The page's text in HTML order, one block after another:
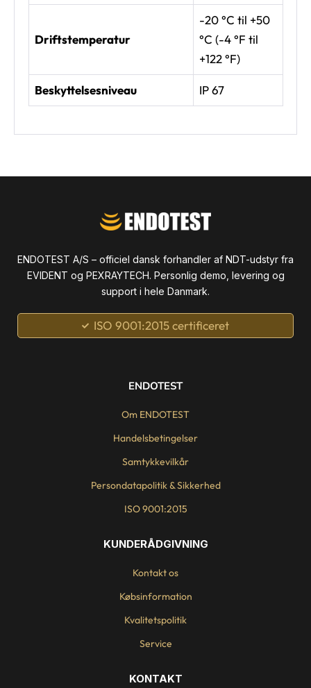
Driftstemperatur
-20 °C til +50
°C (-4 °F til
+122 °F)
Beskyttelsesniveau IP 67
ENDOTEST A/S – officiel dansk forhandler af NDT-udstyr fra
EVIDENT og PEXRAYTECH. Personlig demo, levering og
support i hele Danmark.
ISO 9001:2015 certificeret
ENDOTEST
Om ENDOTEST
Handelsbetingelser
Samtykkevilkår
Persondatapolitik & Sikkerhed
ISO 9001:2015
KUNDERÅDGIVNING
Kontakt os
Købsinformation
Kvalitetspolitik
Service
KONTAKT